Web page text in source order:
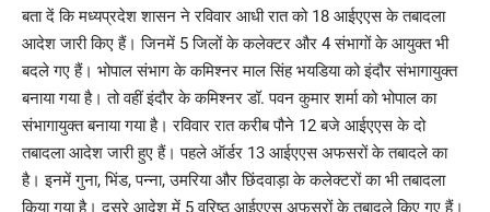
बता दें कि मध्यप्रदेश शासन ने रविवार आधी रात को 18 आईएएस के तबादला
आदेश जारी किए हैं। जिनमें 5 जिलों के कलेक्टर और 4 संभागों के आयुक्त भी
बदले गए हैं। भोपाल संभाग के कमिश्नर माल सिंह भयडिया को इंदौर संभागायुक्त
बनाया गया है। तो वहीं इंदौर के कमिश्नर डॉ. पवन कुमार शर्मा को भोपाल का
संभागायुक्त बनाया गया है। रविवार रात करीब पौने 12 बजे आईएएस के दो
तबादला आदेश जारी हुए हैं। पहले ऑर्डर 13 आईएएस अफसरों के तबादले का
है। इनमें गुना, भिंड, पन्ना, उमरिया और छिंदवाड़ा के कलेक्टरों का भी तबादला
किया गया है। दूसरे आदेश में 5 वरिष्ठ आईएएस अफसरों के तबादले किए गए हैं।